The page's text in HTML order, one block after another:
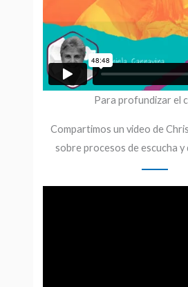
Para profundizar el
Compartimos un video de
sobre procesos de escucha